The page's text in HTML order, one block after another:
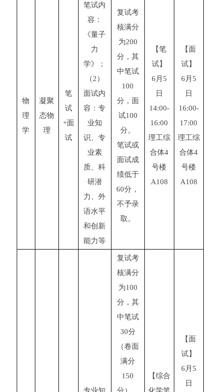
物
理
学
凝聚
态物
理
笔
试
+面
试
笔试内
容：
《量子
力
学》；
（2）
面试内
容：专
业知
识、专
业素
质、科
研潜
力、外
语水平
和创新
能力等
复试考
核满分
为200
分，其
中笔试
100
分，面
试100
分。
笔试或
面试成
绩低于
60分，
不予录
取。
【笔
试】
6月5
日
14:00-
16:00
理工综
合体4
号楼
A108
【面
试】
6月5
日
16:00-
17:00
理工综
合体4
号楼
A108
专业知
复试考
核满分
为100
分，其
中笔试
30分
（卷面
满分
150
分），
【综合
化学笔
【面
试】
6月5
日